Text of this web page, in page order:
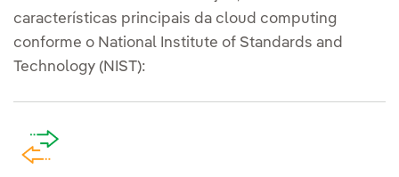
características principais da cloud computing
conforme o National Institute of Standards and
Technology (NIST):